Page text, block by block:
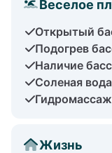
Веселое
Открытый
Подогрев
Наличие
Соленая вода
Жизнь